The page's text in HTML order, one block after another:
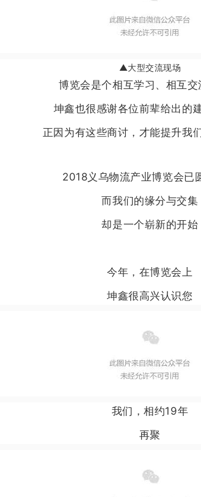
▲大型交流现场
博览会是个相互学习、相互
坤鑫也很感谢各位前辈给出的
正因为有这些商讨，才能提升我
2018义乌物流产业博览会已
而我们的缘分与交集
却是一个崭新的开始
今年，在博览会上
坤鑫很高兴认识您
我们，相约19年
再聚